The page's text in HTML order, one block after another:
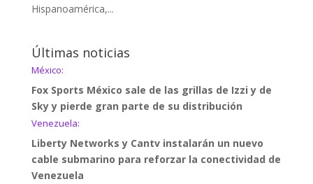
Hispanoamérica,...
Últimas noticias
México:
Fox Sports México sale de las grillas de Izzi y de
Sky y pierde gran parte de su distribución
Venezuela:
Liberty Networks y Cantv instalarán un nuevo
cable submarino para reforzar la conectividad de
Venezuela